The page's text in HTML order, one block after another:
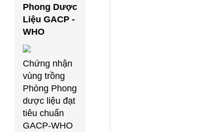
Phong Dược
Liệu GACP -
WHO
Chứng nhận
vùng trồng
Phòng Phong
dược liệu đạt
tiêu chuẩn
GACP-WHO